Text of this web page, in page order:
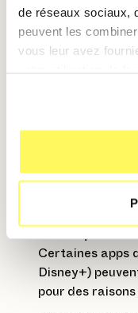
de réseaux sociaux,
peuvent les
vous leur avez
Pour le
sur un écran
Netflix.
externe comme
4. Les
Certaines apps
Disney+)
pour des